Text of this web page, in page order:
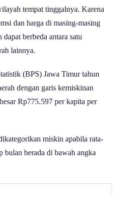
tempat tinggalnya. Karena
dan harga di masing-masing
berbeda antara satu
lainnya.
(BPS) Jawa Timur tahun
dengan garis kemiskinan
Rp775.597 per kapita per
miskin apabila rata-
bulan berada di bawah angka